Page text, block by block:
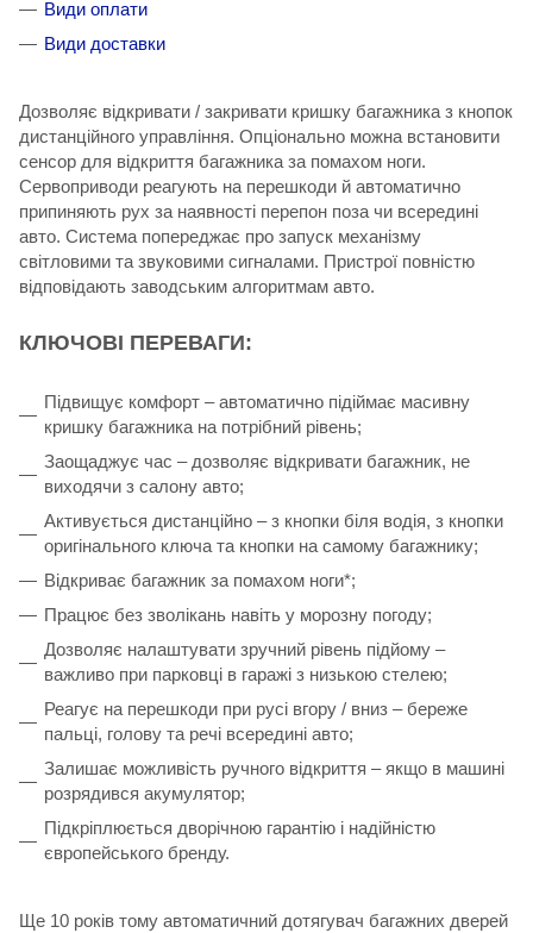
Види оплати
Види доставки
Дозволяє відкривати / закривати кришку багажника з кнопок
дистанційного управління. Опціонально можна встановити
сенсор для відкриття багажника за помахом ноги.
Сервоприводи реагують на перешкоди й автоматично
припиняють рух за наявності перепон поза чи всередині
авто. Система попереджає про запуск механізму
світловими та звуковими сигналами. Пристрої повністю
відповідають заводським алгоритмам авто.
КЛЮЧОВІ ПЕРЕВАГИ:
Підвищує комфорт – автоматично підіймає масивну
кришку багажника на потрібний рівень;
Заощаджує час – дозволяє відкривати багажник, не
виходячи з салону авто;
Активується дистанційно – з кнопки біля водія, з кнопки
оригінального ключа та кнопки на самому багажнику;
Відкриває багажник за помахом ноги*;
Працює без зволікань навіть у морозну погоду;
Дозволяє налаштувати зручний рівень підйому –
важливо при парковці в гаражі з низькою стелею;
Реагує на перешкоди при русі вгору / вниз – береже
пальці, голову та речі всередині авто;
Залишає можливість ручного відкриття – якщо в машині
розрядився акумулятор;
Підкріплюється дворічною гарантію і надійністю
європейського бренду.
Ще 10 років тому автоматичний дотягувач багажних дверей